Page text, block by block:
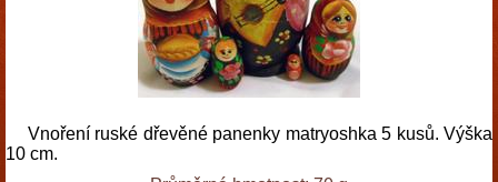
Vnoření ruské dřevěné panenky matryoshka 5 kusů. Výška
10 cm.